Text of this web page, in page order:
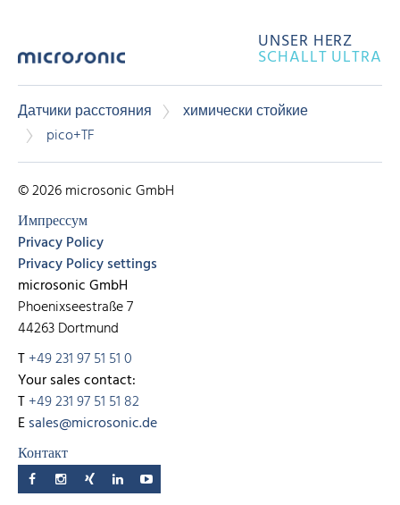
UNSER HERZ
SCHALLT ULTRA
Датчики расстояния
химически стойкие
pico+TF
© 2026 microsonic GmbH
Импрессум
Privacy Policy
Privacy Policy settings
microsonic GmbH
Phoenixseestraße 7
44263 Dortmund
T+49 231 97 51 51 0
Your sales contact:
T+49 231 97 51 51 82
Esales@microsonic.de
Контакт